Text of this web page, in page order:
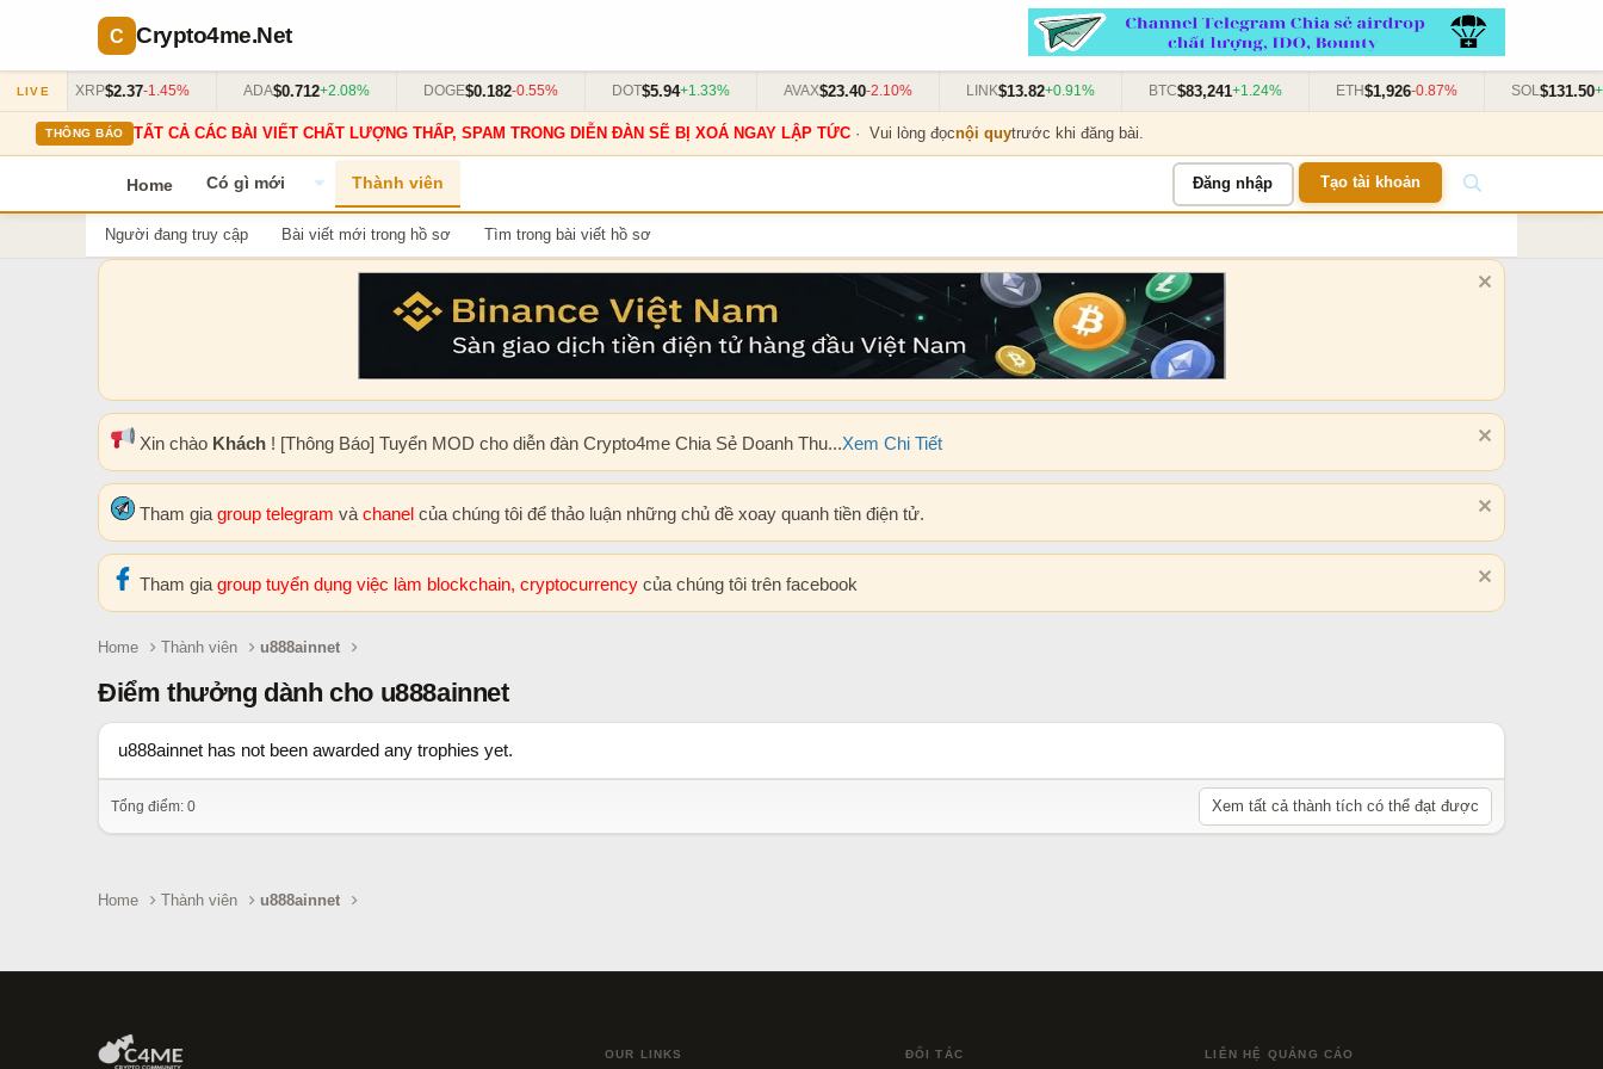
Crypto4me.Net
LIVE XRP$2.37-1.45% ADA$0.712+2.08% DOGE$0.182-0.55% DOT$5.94+1.33% AVAX$23.40-2.10% LINK$13.82+0.91% BTC$83,241+1.24% ETH$1,926-0.87% SOL$131.50
THÔNG BÁO TẤT CẢ CÁC BÀI VIẾT CHẤT LƯỢNG THẤP, SPAM TRONG DIỄN ĐÀN SẼ BỊ XOÁ NGAY LẬP TỨC· Vui lòng đọcnội quytrước khi đăng bài.
Home Có gì mới Thành viên Đăng nhập Tạo tài khoản
Người đang truy cập Bài viết mới trong hồ sơ Tìm trong bài viết hồ sơ
Xin chào Khách ! [Thông Báo] Tuyển MOD cho diễn đàn Crypto4me Chia Sẻ Doanh Thu...Xem Chi Tiết
Tham gia group telegram và chanel của chúng tôi để thảo luận những chủ đề xoay quanh tiền điện tử.
Tham gia group tuyển dụng việc làm blockchain, cryptocurrency của chúng tôi trên facebook
Home Thành viên u888ainnet
Điểm thưởng dành cho u888ainnet
u888ainnet has not been awarded any trophies yet.
Tổng điểm: 0 Xem tất cả thành tích có thể đạt được
Home Thành viên u888ainnet
OUR LINKS ĐỐI TÁC LIÊN HỆ QUẢNG CÁO